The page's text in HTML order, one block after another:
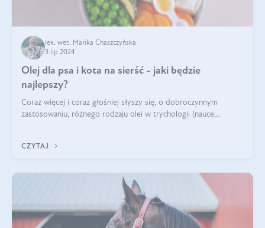
lek. wet. Marika Chaszczyńska
3 lip 2024
Olej dla psa i kota na sierść - jaki będzie
najlepszy?
Coraz więcej i coraz głośniej słyszy się, o dobroczynnym
zastosowaniu, różnego rodzaju olei w trychologii (nauce
CZYTAJ